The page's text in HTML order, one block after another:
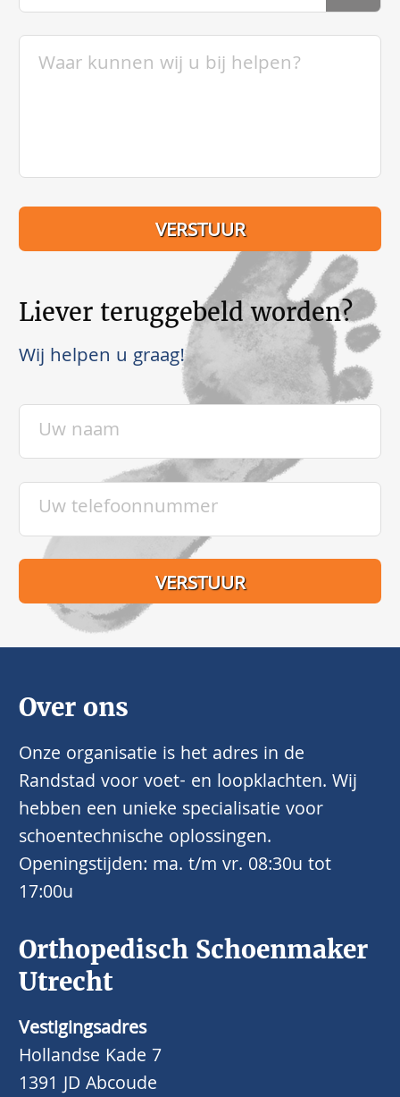
Liever teruggebeld worden?
Wij helpen u graag!
Orthopedisch Schoenmaker
Utrecht
Vestigingsadres
Hollandse Kade 7
1391 JD Abcoude
Over ons
Onze organisatie is het adres in de
Randstad voor voet- en loopklachten. Wij
hebben een unieke specialisatie voor
schoentechnische oplossingen.
Openingstijden: ma. t/m vr. 08:30u tot
17:00u